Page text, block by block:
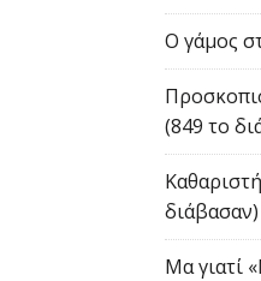
Ο γάμος
(849 το
διάβασαν)
Μα γιατί